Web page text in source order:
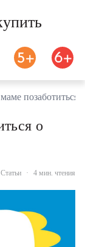
позаботиться
о
Статьи · 4 мин. чтения